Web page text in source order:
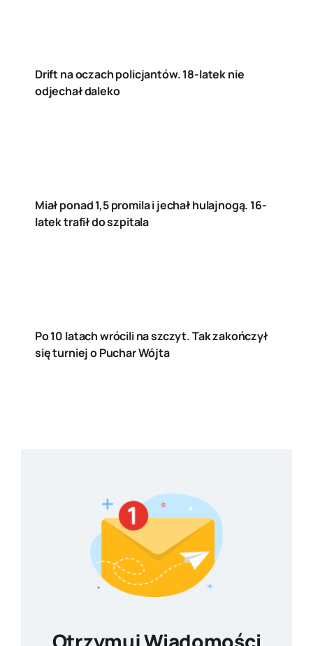
Drift na oczach policjantów. 18-latek nie
odjechał daleko
Miał ponad 1,5 promila i jechał hulajnogą. 16-
latek trafił do szpitala
Po 10 latach wrócili na szczyt. Tak zakończył
się turniej o Puchar Wójta